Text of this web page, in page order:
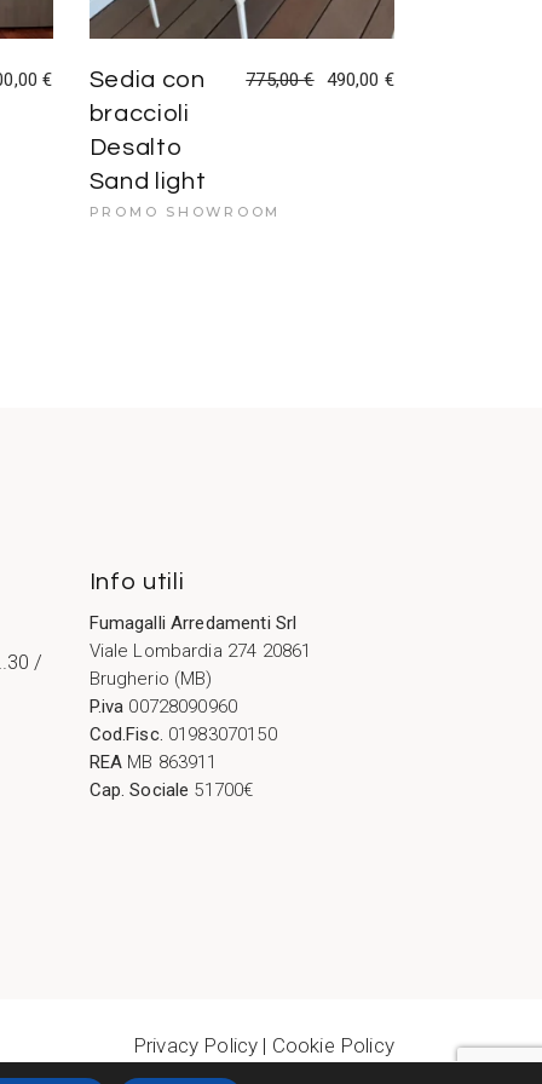
€
Sedia con
braccioli
Desalto
Sand light
775,00€
Il
490,00 €
Il
PROMO SHOWROOM
/
Info utili
Fumagalli Arredamenti Srl
Viale Lombardia 274 20861
Brugherio (MB)
P.iva 00728090960
Cod.Fisc. 01983070150
REA MB 863911
Cap. Sociale 51700€
Privacy Policy | Cookie Policy